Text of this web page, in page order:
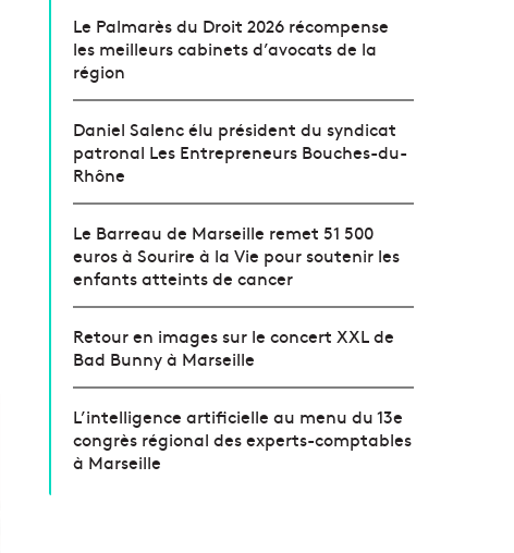
Le Palmarès du Droit 2026 récompense
les meilleurs cabinets d’avocats de la
région
Daniel Salenc élu président du syndicat
patronal Les Entrepreneurs Bouches-du-
Rhône
Le Barreau de Marseille remet 51 500
euros à Sourire à la Vie pour soutenir les
enfants atteints de cancer
Retour en images sur le concert XXL de
Bad Bunny à Marseille
L’intelligence artificielle au menu du 13e
congrès régional des experts-comptables
à Marseille